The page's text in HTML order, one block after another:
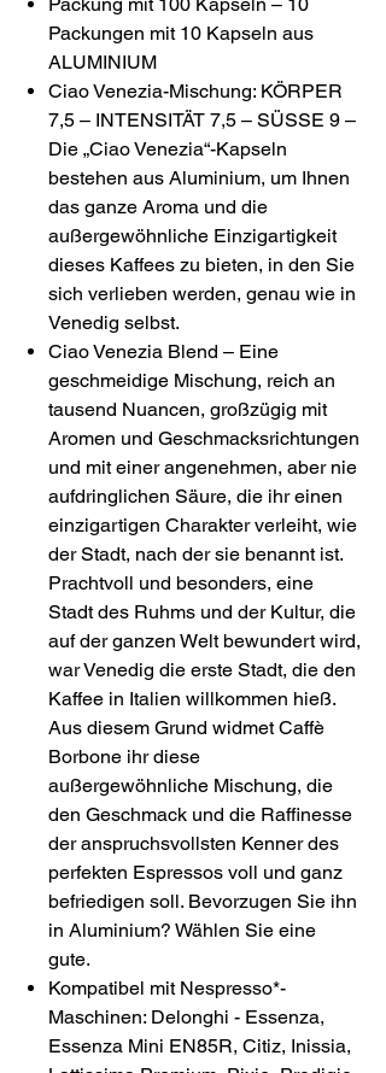
Packungen mit 10 Kapseln aus
ALUMINIUM
Ciao Venezia-Mischung: KÖRPER
7,5 – INTENSITÄT 7,5 – SÜSSE 9 –
Die „Ciao Venezia“-Kapseln
bestehen aus Aluminium, um Ihnen
das ganze Aroma und die
außergewöhnliche Einzigartigkeit
dieses Kaffees zu bieten, in den Sie
sich verlieben werden, genau wie in
Venedig selbst.
Ciao Venezia Blend – Eine
geschmeidige Mischung, reich an
tausend Nuancen, großzügig mit
Aromen und Geschmacksrichtungen
und mit einer angenehmen, aber nie
aufdringlichen Säure, die ihr einen
einzigartigen Charakter verleiht, wie
der Stadt, nach der sie benannt ist.
Prachtvoll und besonders, eine
Stadt des Ruhms und der Kultur, die
auf der ganzen Welt bewundert wird,
war Venedig die erste Stadt, die den
Kaffee in Italien willkommen hieß.
Aus diesem Grund widmet Caffè
Borbone ihr diese
außergewöhnliche Mischung, die
den Geschmack und die Raffinesse
der anspruchsvollsten Kenner des
perfekten Espressos voll und ganz
befriedigen soll. Bevorzugen Sie ihn
in Aluminium? Wählen Sie eine
gute.
Kompatibel mit Nespresso*-
Maschinen: Delonghi - Essenza,
Essenza Mini EN85R, Citiz, Inissia,